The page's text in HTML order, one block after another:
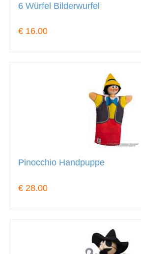
6 Würfel Bilderwurfel
€ 16.00
Pinocchio Handpuppe
€ 28.00